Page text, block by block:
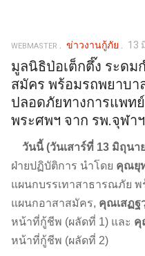
WEBMASTER ข่าวงานกู้ภัย 13
มูลนิธิป่อเต็กตึ๊ง ระดม
สมัคร พร้อมรถพยาบ
ปลอดภัยทางการแพท
พระศพฯ จาก รพ.จุฬา
วันนี้ (วันเสาร์ที่ 13 มิถุนา
ฝ่ายปฏิบัติการ นำโดย คุณยุ
แผนกบรรเทาสาธารณภัย พ
แผนกอาสาสมัคร, คุณเสฏฐ
หน้าที่กู้ชีพ (ผลัดที่ 1) และ คุ
หน้าที่กู้ชีพ (ผลัดที่ 2)